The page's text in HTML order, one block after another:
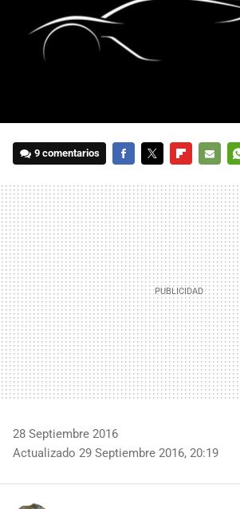
9 comentarios
MAIL
28 Septiembre 2016
Actualizado 29 Septiembre 2016, 20:19